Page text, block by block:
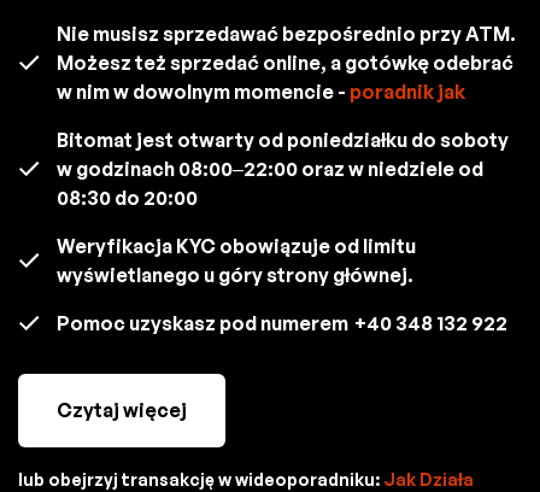
Nie musisz sprzedawać bezpośrednio przy ATM.
Możesz też sprzedać online, a gotówkę odebrać
w nim w dowolnym momencie - poradnik jak
Bitomat jest otwarty od poniedziałku do soboty
w godzinach 08:00–22:00 oraz w niedziele od
08:30 do 20:00
Weryfikacja KYC obowiązuje od limitu
wyświetlanego u góry strony głównej.
Pomoc uzyskasz pod numerem +40 348 132 922
Czytaj więcej
lub obejrzyj transakcję w wideoporadniku: Jak Działa